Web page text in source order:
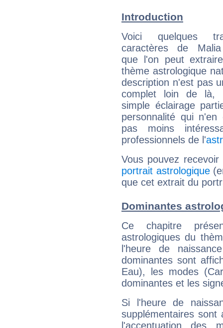
Introduction
Voici quelques
caractères de
que l'on peut
thème astrologique
description n'est pas
complet loin de là,
simple éclairage
personnalité qui n'en
pas moins
professionnels de l'
Vous pouvez
portrait astrologique
que cet extrait du
Dominantes
Ce chapitre
astrologiques du
l'heure de
dominantes sont
Eau), les modes
dominantes et les
Si l'heure de
supplémentaires sont
l'accentuation des